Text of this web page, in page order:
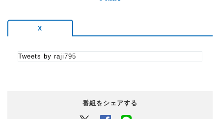
X
Tweets by raji795
番組をシェアする